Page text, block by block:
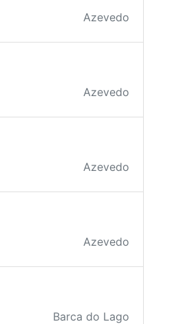
Azevedo
Azevedo
Azevedo
Azevedo
Barca do Lago